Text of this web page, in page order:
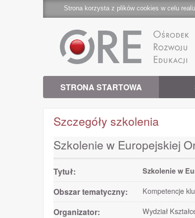
Strona korzysta z plików cookies w celu
STRONA STARTOWA
Szczegóły szkolenia
Szkolenie w Europejskiej
Tytuł: Szkolenie w
Obszar tematyczny: Kompetencje
Organizator: Wydział